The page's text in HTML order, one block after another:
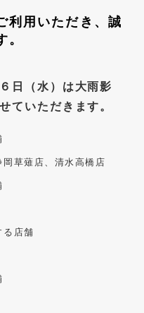
利用いただき、誠
。
日（水）は大雨影
ていただきます。
草薙店、清水高橋店
る店舗